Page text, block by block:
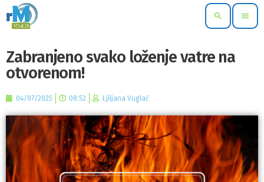
search menu
Zabranjeno svako loženje vatre na
otvorenom!
04/07/2025 08:52 Ljiljana Vuglač